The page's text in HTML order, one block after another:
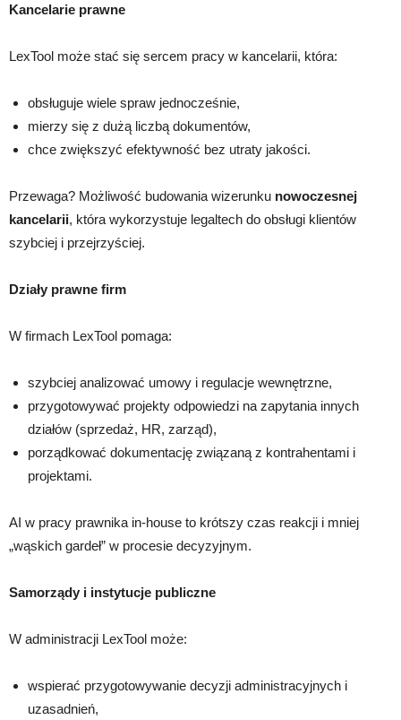
Kancelarie prawne
LexTool może stać się sercem pracy w kancelarii, która:
obsługuje wiele spraw jednocześnie,
mierzy się z dużą liczbą dokumentów,
chce zwiększyć efektywność bez utraty jakości.
Przewaga? Możliwość budowania wizerunku nowoczesnej
kancelarii, która wykorzystuje legaltech do obsługi klientów
szybciej i przejrzyściej.
Działy prawne firm
W firmach LexTool pomaga:
szybciej analizować umowy i regulacje wewnętrzne,
przygotowywać projekty odpowiedzi na zapytania innych
działów (sprzedaż, HR, zarząd),
porządkować dokumentację związaną z kontrahentami i
projektami.
AI w pracy prawnika in-house to krótszy czas reakcji i mniej
„wąskich gardeł” w procesie decyzyjnym.
Samorządy i instytucje publiczne
W administracji LexTool może:
wspierać przygotowywanie decyzji administracyjnych i
uzasadnień,